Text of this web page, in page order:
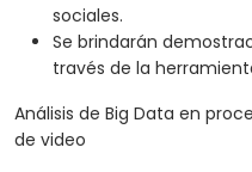
sociales.
Se brindarán
través de la
Análisis de Big Data en
de video